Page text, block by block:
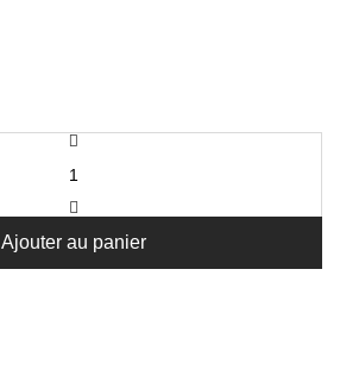
Ajouter au panier